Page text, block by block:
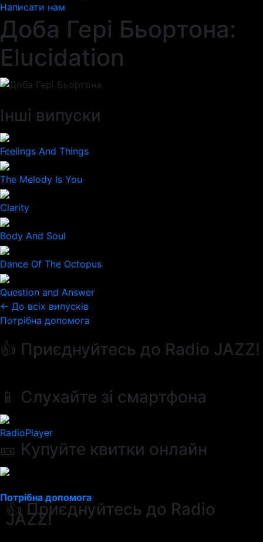
Написати нам
Доба Гері Бьортона:
Elucidation
Інші випуски
Feelings And Things
The Melody Is You
Clarity
Body And Soul
Dance Of The Octopus
Question and Answer
← До всіх випусків
Потрібна допомога
👍 Приєднуйтесь до Radio JAZZ!
📱 Слухайте зі смартфона
RadioPlayer
🎫 Купуйте квитки онлайн
Потрібна допомога
👍 Приєднуйтесь до Radio
JAZZ!